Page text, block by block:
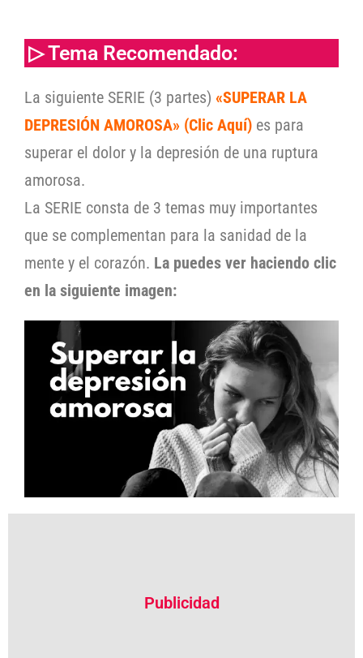
▷ Tema Recomendado:
La siguiente SERIE (3 partes) «SUPERAR LA
DEPRESIÓN AMOROSA» (Clic Aquí) es para
superar el dolor y la depresión de una ruptura
amorosa.
La SERIE consta de 3 temas muy importantes
que se complementan para la sanidad de la
mente y el corazón. La puedes ver haciendo clic
en la siguiente imagen:
Publicidad